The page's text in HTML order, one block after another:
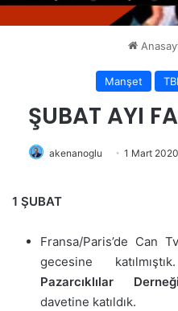
Manşet
ŞUBAT AYI
akenanoglu 1 Mart 2020
1 ŞUBAT
Fransa/Paris’de Can
gecesine
Pazarcıklılar
davetine katıldık.